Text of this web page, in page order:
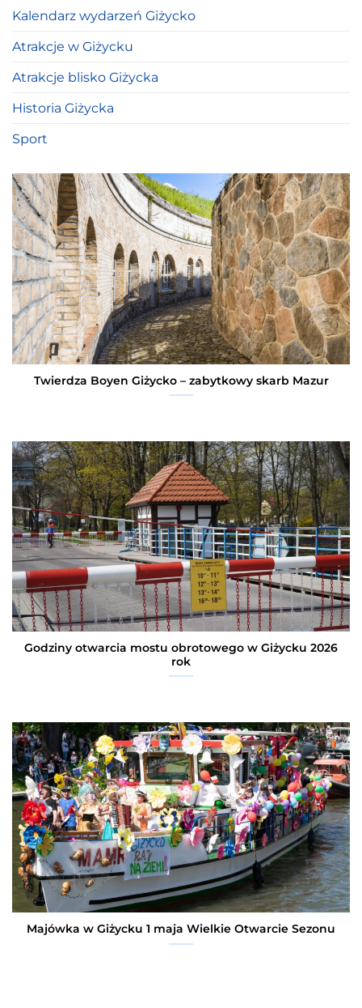
Kalendarz wydarzeń Giżycko
Atrakcje w Giżycku
Atrakcje blisko Giżycka
Historia Giżycka
Sport
Twierdza Boyen Giżycko – zabytkowy skarb Mazur
Godziny otwarcia mostu obrotowego w Giżycku 2026
rok
Majówka w Giżycku 1 maja Wielkie Otwarcie Sezonu